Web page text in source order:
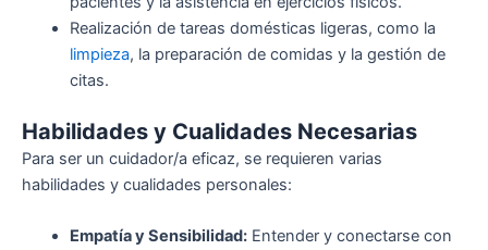
Realización de tareas domésticas ligeras, como la
limpieza, la preparación de comidas y la gestión de
citas.
Habilidades y Cualidades Necesarias
Para ser un cuidador/a eficaz, se requieren varias
habilidades y cualidades personales:
Empatía y Sensibilidad:Entender y conectarse con